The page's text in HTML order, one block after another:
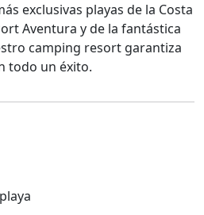
exclusivas playas de la Costa
Aventura y de la fantástica
camping resort garantiza
todo un éxito.